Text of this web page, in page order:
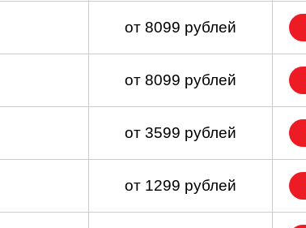
от 8099 рублей
от 8099 рублей
от 3599 рублей
от 1299 рублей